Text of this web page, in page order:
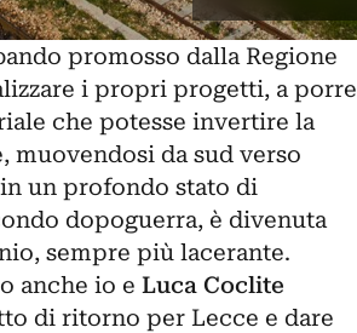
promosso dalla Regione
i propri progetti, a porre
che potesse invertire la
da sud verso
un profondo stato di
dopoguerra, è divenuta
sempre più lacerante.
anche io e Luca Coclite
di ritorno per Lecce e dare